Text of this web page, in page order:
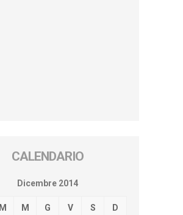
CALENDARIO
Dicembre 2014
M M G V S D